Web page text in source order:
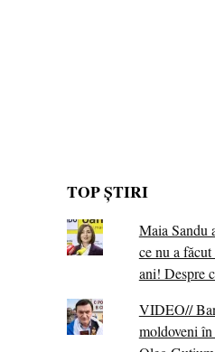
TOP ȘTIRI
Maia Sandu
ce nu a
ani! Despre
VIDEO//
moldoveni